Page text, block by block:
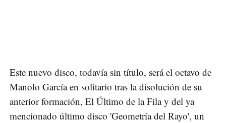
Este nuevo disco, todavía sin título, será el octavo de
Manolo García en solitario tras la disolución de su
anterior formación, El Último de la Fila y del ya
mencionado último disco 'Geometría del Rayo', un